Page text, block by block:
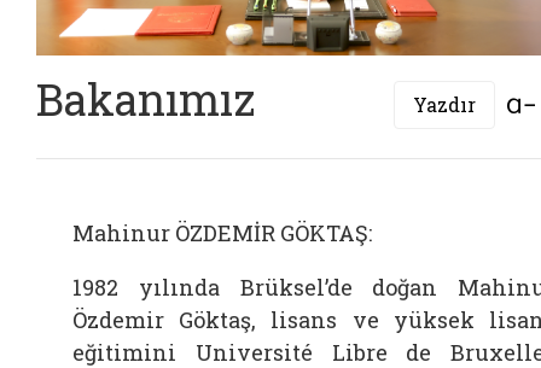
Bakanımız Yazdır
Mahinur ÖZDEMİR GÖKTAŞ:
1982 yılında Brüksel’de doğan
Özdemir Göktaş, lisans ve yüksek
eğitimini Université Libre de